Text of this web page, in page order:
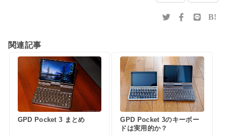
B!
関連記事
GPD Pocket 3 まとめ
GPD Pocket 3のキーボー
ドは実用的か？